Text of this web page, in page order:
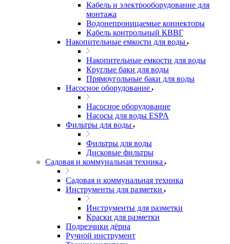
Кабель и электрооборудование для
монтажа
Водонепроницаемые коннекторы
Кабель контрольный КВВГ
Накопительные емкости для воды
Накопительные емкости для воды
Круглые баки для воды
Прямоугольные баки для воды
Насосное оборудование
Насосное оборудование
Насосы для воды ESPA
Фильтры для воды
Фильтры для воды
Дисковые фильтры
Садовая и коммунальная техника
Садовая и коммунальная техника
Инструменты для разметки
Инструменты для разметки
Краски для разметки
Подрезчики дёрна
Ручной инструмент